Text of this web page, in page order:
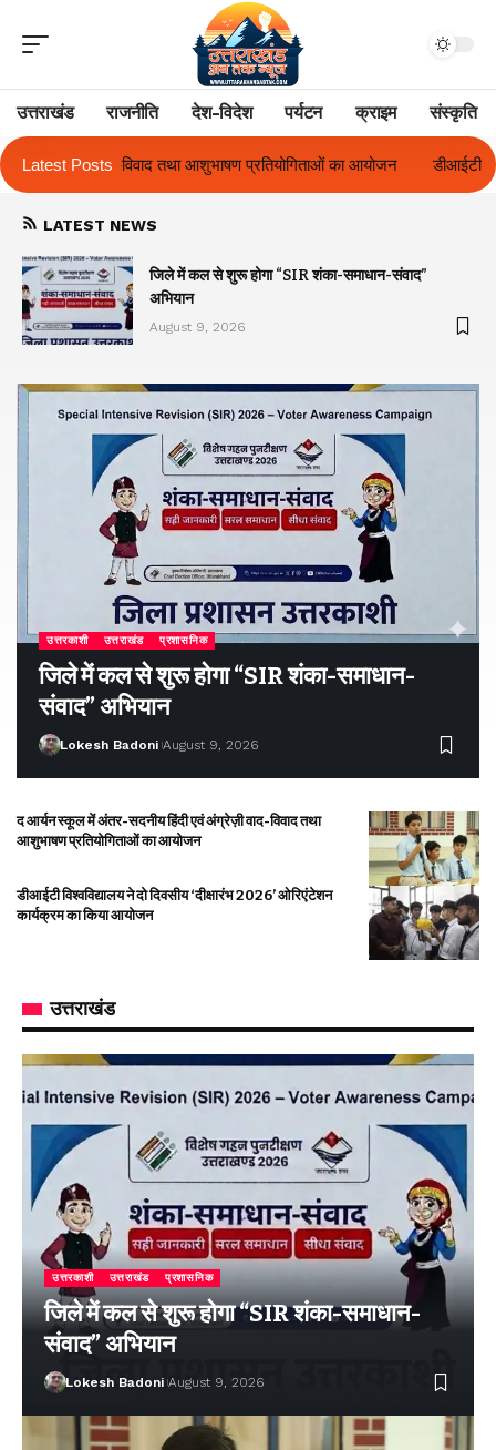
उत्तराखंड राजनीति देश-विदेश पर्यटन क्राइम संस्कृति
Latest Postsका आयोजन डीआईटी विश्वविद्यालय ने दो दिवसीय ‘दीक्षारंभ
LATEST NEWS
जिले में कल से शुरू होगा “SIR शंका-समाधान-संवाद”
अभियान
August 9, 2026
उत्तरकाशी उत्तराखंड प्रशासनिक
जिले में कल से शुरू होगा “SIR शंका-समाधान-
संवाद” अभियान
Lokesh Badoni August 9, 2026
द आर्यन स्कूल में अंतर-सदनीय हिंदी एवं अंग्रेज़ी वाद-विवाद तथा
आशुभाषण प्रतियोगिताओं का आयोजन
डीआईटी विश्वविद्यालय ने दो दिवसीय ‘दीक्षारंभ 2026’ ओरिएंटेशन
कार्यक्रम का किया आयोजन
उत्तराखंड
उत्तरकाशी उत्तराखंड प्रशासनिक
जिले में कल से शुरू होगा “SIR शंका-समाधान-
संवाद” अभियान
Lokesh Badoni August 9, 2026